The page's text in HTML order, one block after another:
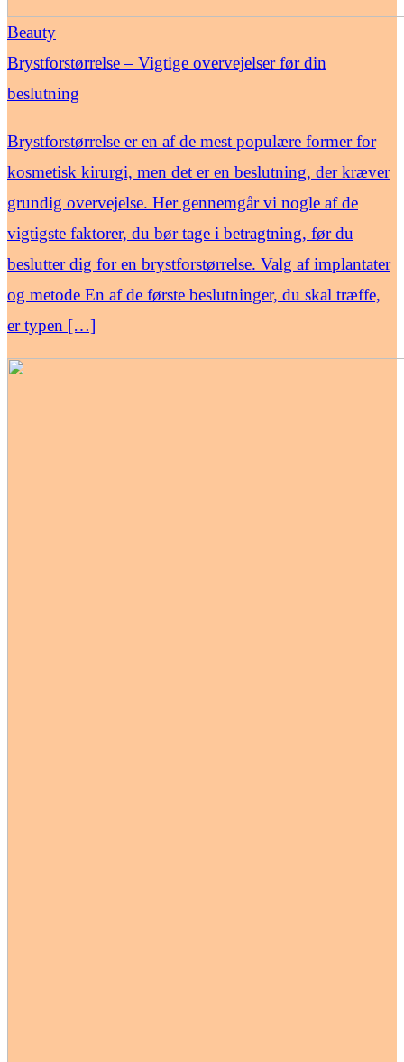
Beauty
Brystforstørrelse – Vigtige overvejelser før din
beslutning
Brystforstørrelse er en af de mest populære former for
kosmetisk kirurgi, men det er en beslutning, der kræver
grundig overvejelse. Her gennemgår vi nogle af de
vigtigste faktorer, du bør tage i betragtning, før du
beslutter dig for en brystforstørrelse. Valg af implantater
og metode En af de første beslutninger, du skal træffe,
er typen […]